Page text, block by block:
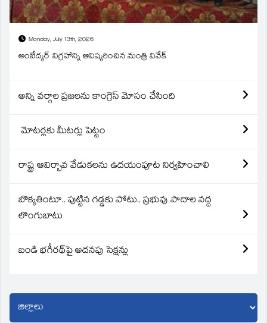
Monday, July 13th, 2026
అంబేద్కర్ విగ్రహాన్ని ఆవిష్కరించిన మంత్రి వివేక్
అన్ని వర్గాల ప్రజలను కాంగ్రెస్ మోసం చేసింది
మోటర్లకు మీటర్లు పెట్టం
రాష్ట్ర ఆవిర్బావ వేడుకలను ఉదయంపూట నిర్వహించాలి
బొక్కతింటూ.. పుట్టిన గడ్డకు పోటు.. ప్రభువు పాదాల వద్ద
లొంగుబాటు
బండి భగీరథ్‌పై అదనపు సెక్షన్లు